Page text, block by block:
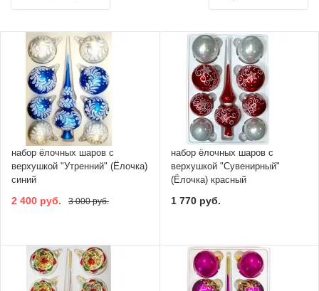
набор ёлочных шаров с
верхушкой "Утренний" (Ёлочка)
синий
2 400 руб. 3 000 руб.
набор ёлочных шаров с
верхушкой "Сувенирный"
(Ёлочка) красный
1 770 руб.